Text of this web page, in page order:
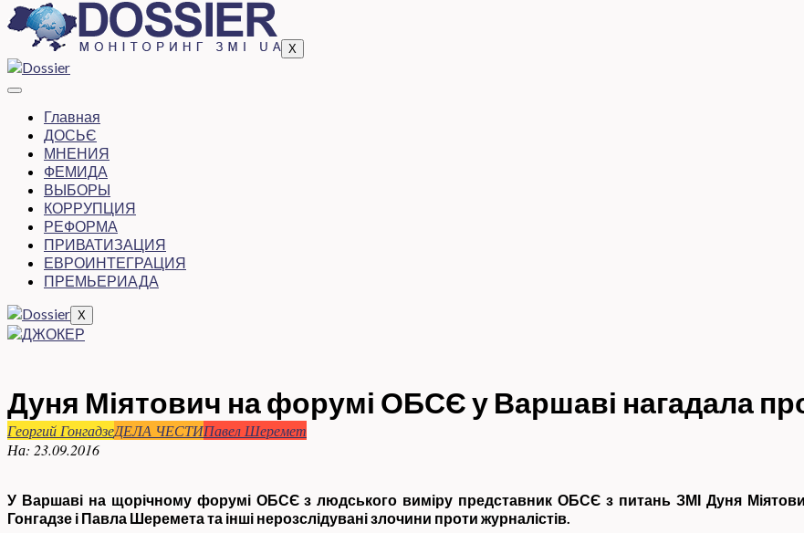
X
Главная
ДОСЬЄ
МНЕНИЯ
ФЕМИДА
ВЫБОРЫ
КОРРУПЦИЯ
РЕФОРМА
ПРИВАТИЗАЦИЯ
ЕВРОИНТЕГРАЦИЯ
ПРЕМЬЕРИАДА
X
Дуня Міятович на форумі ОБСЄ у Варшаві нагадала
Георгий ГонгадзеДЕЛА ЧЕСТИПавел Шеремет
На: 23.09.2016
У Варшаві на щорічному форумі ОБСЄ з людського виміру представник ОБСЄ з питань ЗМІ Дуня Міятович
Гонгадзе і Павла Шеремета та інші нерозслідувані злочини проти журналістів.